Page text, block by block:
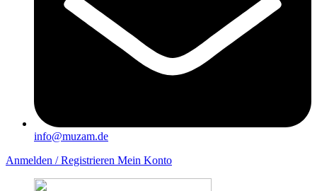
info@muzam.de
Anmelden / Registrieren Mein Konto